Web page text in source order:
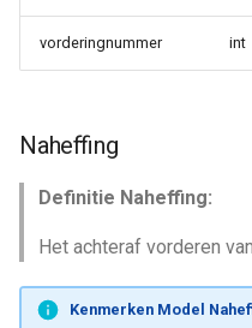
vorderingnummer int
Naheffing
Definitie Naheffing:
Het achteraf vorderen
Kenmerken Model